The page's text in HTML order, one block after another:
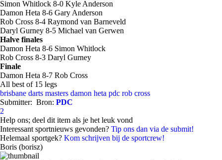
Simon Whitlock 8-0 Kyle Anderson
Damon Heta 8-6 Gary Anderson
Rob Cross 8-4 Raymond van Barneveld
Daryl Gurney 8-5 Michael van Gerwen
Halve finales
Damon Heta 8-6 Simon Whitlock
Rob Cross 8-3 Daryl Gurney
Finale
Damon Heta 8-7 Rob Cross
All best of 15 legs
brisbane darts masters damon heta pdc rob cross
Submitter: Bron: PDC
2
Help ons; deel dit item als je het leuk vond
Interessant sportnieuws gevonden? Tip ons dan via de submit!
Helemaal sportgek? Kom schrijven bij de sportcrew!
Boris (borisz)